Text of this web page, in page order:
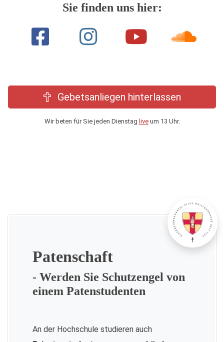
Sie finden uns hier:
Gebetsanliegen hinterlassen
Wir beten für Sie jeden Dienstag liveum 13 Uhr.
Patenschaft
- Werden Sie Schutzengel von
einem Patenstudenten
An der Hochschule studieren auch